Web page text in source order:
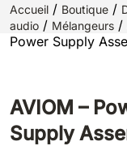
Accueil / Boutique /
audio / Mélangeurs /
Power Supply
AVIOM –
Supply